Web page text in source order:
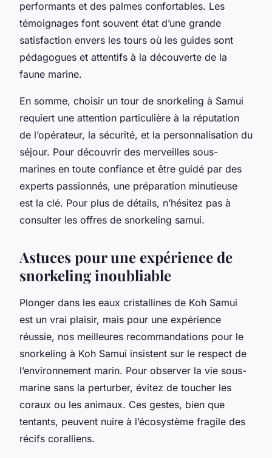
performants et des palmes confortables. Les
témoignages font souvent état d’une grande
satisfaction envers les tours où les guides sont
pédagogues et attentifs à la découverte de la
faune marine.
En somme, choisir un tour de snorkeling à Samui
requiert une attention particulière à la réputation
de l’opérateur, la sécurité, et la personnalisation du
séjour. Pour découvrir des merveilles sous-
marines en toute confiance et être guidé par des
experts passionnés, une préparation minutieuse
est la clé. Pour plus de détails, n’hésitez pas à
consulter les offres de snorkeling samui.
Astuces pour une expérience de
snorkeling inoubliable
Plonger dans les eaux cristallines de Koh Samui
est un vrai plaisir, mais pour une expérience
réussie, nos meilleures recommandations pour le
snorkeling à Koh Samui insistent sur le respect de
l’environnement marin. Pour observer la vie sous-
marine sans la perturber, évitez de toucher les
coraux ou les animaux. Ces gestes, bien que
tentants, peuvent nuire à l’écosystème fragile des
récifs coralliens.